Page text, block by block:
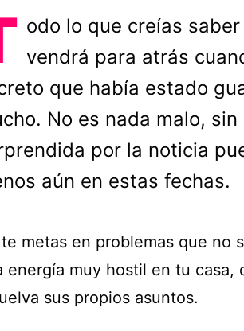
odo lo que creías
vendrá para atrás
que había estado
No es nada malo,
por la noticia
aún en estas fechas.
metas en problemas que no
energía muy hostil en tu casa,
sus propios asuntos.